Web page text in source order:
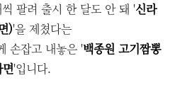
팔려 출시 한 달도 안 돼 '신라
)'을 제쳤다는
손잡고 내놓은 '백종원 고기짬뽕
'입니다.